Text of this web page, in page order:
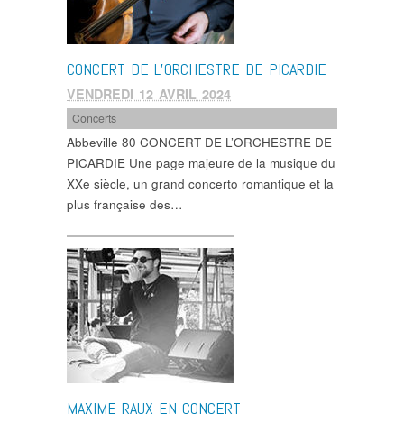
CONCERT DE L’ORCHESTRE DE PICARDIE
VENDREDI 12 AVRIL 2024
Concerts
Abbeville 80 CONCERT DE L’ORCHESTRE DE
PICARDIE Une page majeure de la musique du
XXe siècle, un grand concerto romantique et la
plus française des…
MAXIME RAUX EN CONCERT